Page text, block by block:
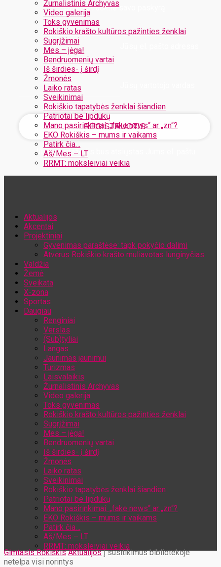
Žurnalistinis Archyvas
Video galerija
Toks gyvenimas
Rokiškio krašto kultūros pažinties ženklai
Sugrįžimai
Mes – jėga!
Bendruomenių vartai
Iš širdies- į širdį
Žmonės
Laiko ratas
Sveikinimai
Rokiškio tapatybės ženklai šiandien
Patriotai be lipdukų
Mano pasirinkimai: „fake news“ ar „zn“?
EKO Rokiškis – mums ir vaikams
Patirk čia…
Aš/Mes – LT
RRMT: moksleiviai veikia
Užregistruokite savo paskyrą
Jūsų slaptažodis bus atsiųstas Jums el. paštu
Aktualijos
Akcentai
Projektiniai
Gyvenimas paraštėse: tapk pokyčio dalimi
Atvėrus Rokiškio krašto muliavotas lunginyčias
Valdžia
Žemė
Sveikata
X-zona
Sportas
Daugiau
Renginiai
Verslas
(Sub)tyliai
Langas
Jaunimas jaunimui
Turizmas
Laisvalaikis
Žurnalistinis Archyvas
Video galerija
Toks gyvenimas
Rokiškio krašto kultūros pažinties ženklai
Sugrįžimai
Mes – jėga!
Bendruomenių vartai
Iš širdies- į širdį
Žmonės
Laiko ratas
Sveikinimai
Rokiškio tapatybės ženklai šiandien
Patriotai be lipdukų
Mano pasirinkimai: „fake news“ ar „zn“?
EKO Rokiškis – mums ir vaikams
Patirk čia…
Aš/Mes – LT
RRMT: moksleiviai veikia
Gimtasis Rokiškis Aktualijos Į susitikimus bibliotekoje
netelpa visi norintys